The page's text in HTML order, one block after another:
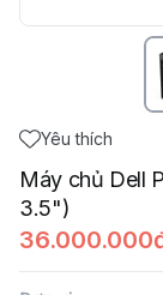
Yêu thích
Máy chủ Dell
3.5")